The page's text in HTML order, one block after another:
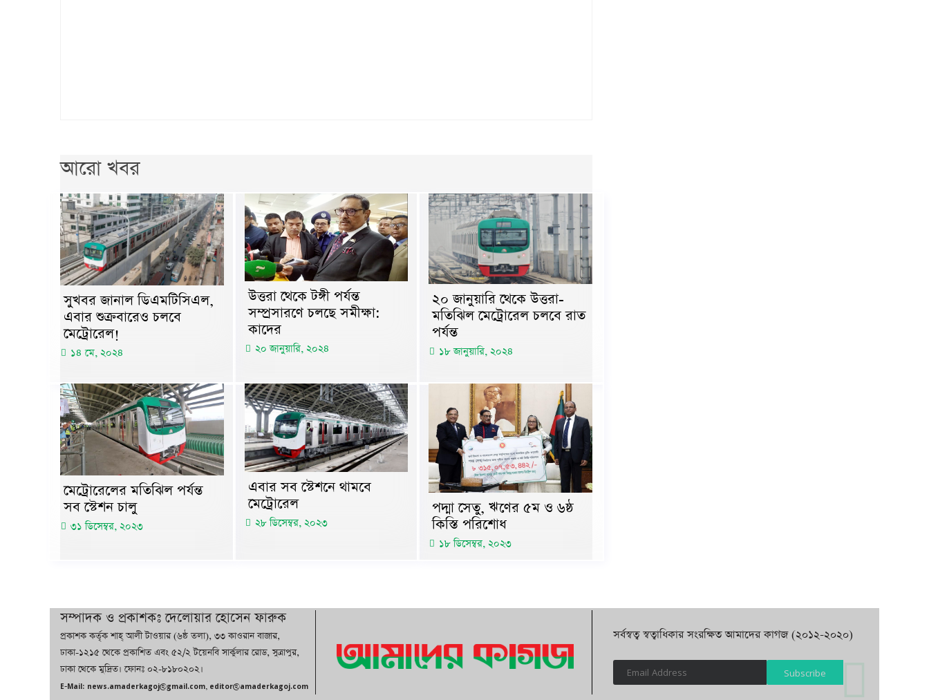
আরো খবর
সুখবর জানাল ডিএমটিসিএল,
এবার শুক্রবারেও চলবে
মেট্রোরেল!
১৪ মে, ২০২৪
উত্তরা থেকে টঙ্গী পর্যন্ত
সম্প্রসারণে চলছে সমীক্ষা:
কাদের
২০ জানুয়ারি, ২০২৪
২০ জানুয়ারি থেকে উত্তরা-
মতিঝিল মেট্রোরেল চলবে রাত
পর্যন্ত
১৮ জানুয়ারি, ২০২৪
মেট্রোরেলের মতিঝিল পর্যন্ত
সব স্টেশন চালু
৩১ ডিসেম্বর, ২০২৩
এবার সব স্টেশনে থামবে
মেট্রোরেল
২৮ ডিসেম্বর, ২০২৩
পদ্মা সেতু, ঋণের ৫ম ও ৬ষ্ঠ
কিস্তি পরিশোধ
১৮ ডিসেম্বর, ২০২৩
সম্পাদক ও প্রকাশকঃ দেলোয়ার হোসেন ফারুক
প্রকাশক কর্তৃক শাহ্ আলী টাওয়ার (৬ষ্ঠ তলা), ৩৩ কাওরান বাজার,
ঢাকা-১২১৫ থেকে প্রকাশিত এবং ৫২/২ টয়েনবি সার্কুলার রোড, সুত্রাপুর,
ঢাকা থেকে মুদ্রিত। ফোনঃ ০২-৮১৮০২০২।
E-Mail: news.amaderkagoj@gmail.com, editor@amaderkagoj.com
সর্বস্বত্ব স্বত্বাধিকার সংরক্ষিত আমাদের কাগজ (২০১২-২০২০)